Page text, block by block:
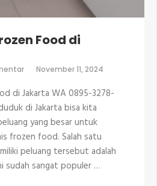
Food di
pada
Frozen
Food
di
Jakarta
November 11, 2024
di Jakarta WA 0895-3278-
di Jakarta bisa kita
yang besar untuk
frozen food. Salah satu
peluang tersebut adalah
sudah sangat populer …